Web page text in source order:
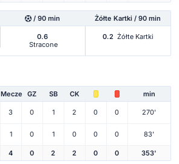
/ 90 min Żółte Kartki / 90 min
0.6
Stracone
0.2 Żółte Kartki
Mecze GZ SB CK min
3 0 1 2 0 0 270'
1 0 1 0 0 0 83'
4 0 2 2 0 0 353'